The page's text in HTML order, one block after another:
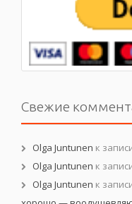
Свежие
Olga Juntunen к
Olga Juntunen к
Olga Juntunen к